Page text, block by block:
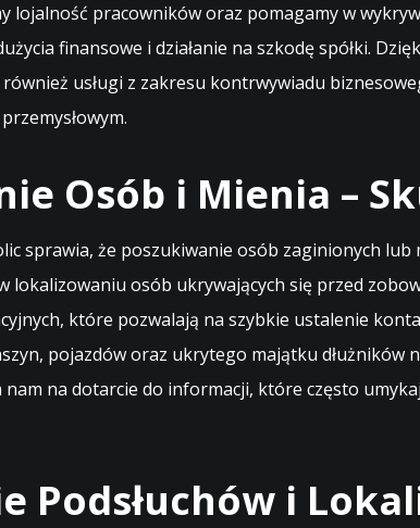
lojalność pracowników oraz pomagamy w
finansowe i działanie na szkodę spółki.
usługi z zakresu kontrwywiadu
Osób i Mienia –
sprawia, że poszukiwanie osób zaginionych
lokalizowaniu osób ukrywających się przed
które pozwalają na szybkie ustalenie
pojazdów oraz ukrytego majątku dłużników
na dotarcie do informacji, które często
Podsłuchów i